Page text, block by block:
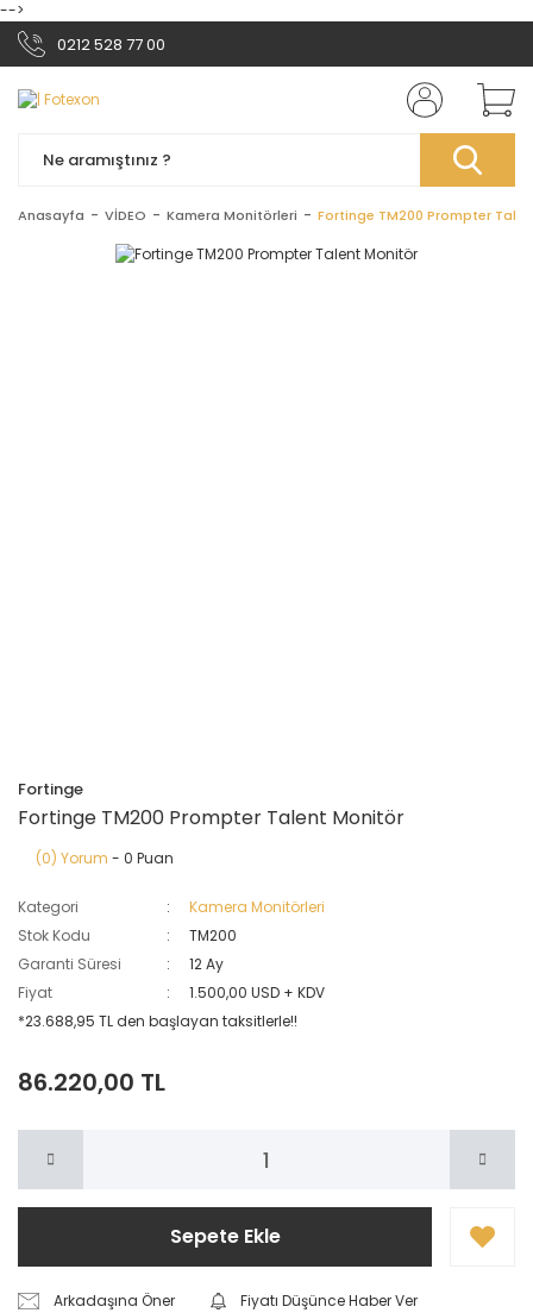
-->
0212 528 77 00
Anasayfa VİDEO Kamera Monitörleri Fortinge TM200 Prompter
Fortinge
Fortinge TM200 Prompter Talent Monitör
(0) Yorum - 0 Puan
Kategori
Kamera Monitörleri
Stok Kodu
TM200
Garanti Süresi
12 Ay
Fiyat
1.500,00 USD + KDV
*23.688,95 TL den başlayan taksitlerle!!
86.220,00 TL
Sepete Ekle
Arkadaşına Öner
Fiyatı Düşünce Haber Ver